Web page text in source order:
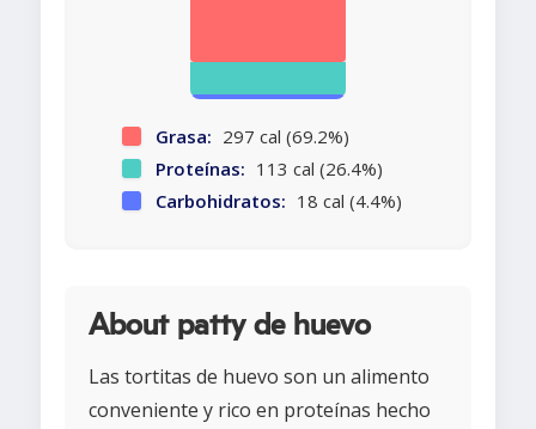
Grasa: 297 cal (69.2%)
Proteínas: 113 cal (26.4%)
Carbohidratos: 18 cal (4.4%)
About patty de huevo
Las tortitas de huevo son un alimento
conveniente y rico en proteínas hecho